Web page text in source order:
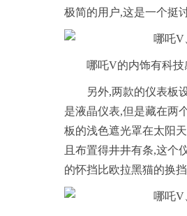
极简的用户,这是一个挺
哪吒V的内饰有科
另外,两款的仪表板
是液晶仪表,但是藏在两
板的浅色遮光罩在太阳
且布置得井井有条,这个
的怀挡比欧拉黑猫的换